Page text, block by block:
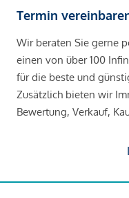
Termin
Wir beraten Sie gerne
einen von über 100
für die beste und
Zusätzlich bieten wir
Bewertung, Verkauf,